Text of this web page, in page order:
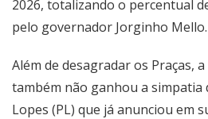
2026, totalizando o percentual
pelo governador Jorginho Mello.
Além de desagradar os Praças,
também não ganhou a simpatia
Lopes (PL) que já anunciou em